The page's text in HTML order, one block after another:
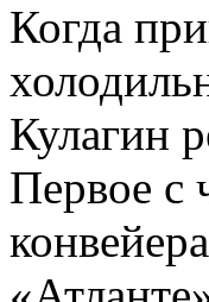
Когда
Кулагин
Первое с